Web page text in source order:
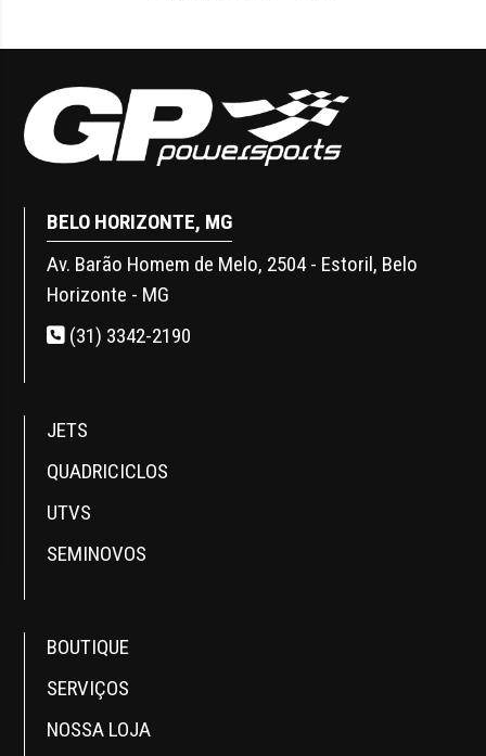
BELO HORIZONTE, MG
Av. Barão Homem de Melo, 2504 - Estoril, Belo
Horizonte - MG
(31) 3342-2190
JETS
QUADRICICLOS
UTVS
SEMINOVOS
BOUTIQUE
SERVIÇOS
NOSSA LOJA